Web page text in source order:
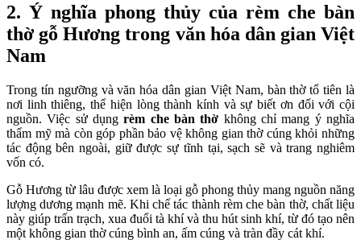
2. Ý nghĩa phong thủy của rèm che bàn
thờ gỗ Hương trong văn hóa dân gian Việt
Nam
Trong tín ngưỡng và văn hóa dân gian Việt Nam, bàn thờ tổ tiên là
nơi linh thiêng, thể hiện lòng thành kính và sự biết ơn đối với cội
nguồn. Việc sử dụngrèm che bàn thờ không chỉ mang ý nghĩa
thẩm mỹ mà còn góp phần bảo vệ không gian thờ cúng khỏi những
tác động bên ngoài, giữ được sự tĩnh tại, sạch sẽ và trang nghiêm
vốn có.
Gỗ Hương từ lâu được xem là loại gỗ phong thủy mang nguồn năng
lượng dương mạnh mẽ. Khi chế tác thành rèm che bàn thờ, chất liệu
này giúp trấn trạch, xua đuổi tà khí và thu hút sinh khí, từ đó tạo nên
một không gian thờ cúng bình an, ấm cúng và tràn đầy cát khí.